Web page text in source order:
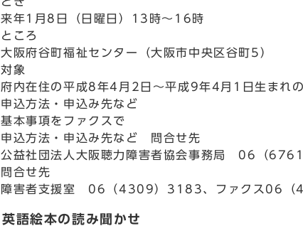
来年1月8日（日曜日）13時～16時
ところ
大阪府谷町福祉センター（大阪市中央区谷町5）
対象
府内在住の平成8年4月2日～平成9年4月1日生まれ
申込方法・申込み先など
基本事項をファクスで
申込方法・申込み先など 問合せ先
公益社団法人大阪聴力障害者協会事務局 06（
問合せ先
障害者支援室 06（4309）3183、ファクス06
英語絵本の読み聞かせ